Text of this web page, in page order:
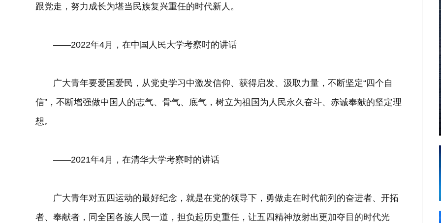
跟党走，努力成长为堪当民族复兴重任的时代新人。
——2022年4月，在中国人民大学考察时的讲话
广大青年要爱国爱民，从党史学习中激发信仰、获得启发、汲取力量，不断坚定“四个自
信”，不断增强做中国人的志气、骨气、底气，树立为祖国为人民永久奋斗、赤诚奉献的坚定理
想。
——2021年4月，在清华大学考察时的讲话
广大青年对五四运动的最好纪念，就是在党的领导下，勇做走在时代前列的奋进者、开拓
者、奉献者，同全国各族人民一道，担负起历史重任，让五四精神放射出更加夺目的时代光